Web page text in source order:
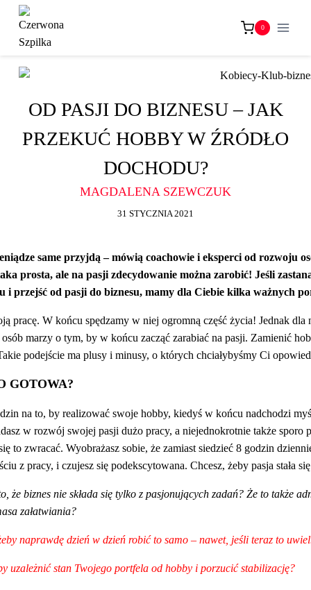
Przejdź
treści
0
OD PASJI DO BIZNESU – JAK
PRZEKUĆ HOBBY W ŹRÓDŁO
DOCHODU?
MAGDALENA SZEWCZUK
31 STYCZNIA 2021
same przyjdą – mówią coachowie i eksperci od rozwoju
prosta, ale na pasji zdecydowanie można zarobić! Jeśli
i przejść od pasji do biznesu, mamy dla Ciebie kilka ważnych
pracę. W końcu spędzamy w niej ogromną część życia! Jednak dla
marzy o tym, by w końcu zacząć zarabiać na pasji. Zamienić
podejście ma plusy i minusy, o których chciałybyśmy Ci
GOTOWA?
na to, by realizować swoje hobby, kiedyś w końcu nadchodzi
w rozwój swojej pasji dużo pracy, a niejednokrotnie także sporo
się to zwracać. Wyobrażasz sobie, że zamiast siedzieć 8 godzin
z pracy, i czujesz się podekscytowana. Chcesz, żeby pasja stała
że biznes nie składa się tylko z pasjonujących zadań? Że to także
załatwiania?
naprawdę dzień w dzień robić to samo – nawet, jeśli teraz to
uzależnić stan Twojego portfela od hobby i porzucić stabilizację?